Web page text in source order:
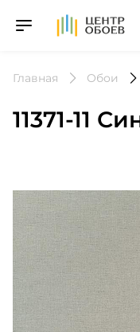
На Главную
Главная Обои
11371-11